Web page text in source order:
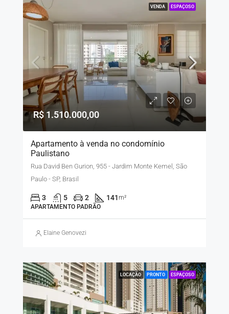
VENDA ESPAÇOSO
R$ 1.510.000,00
Apartamento à venda no condomínio
Paulistano
Rua David Ben Gurion, 955 - Jardim Monte Kemel, São
Paulo - SP, Brasil
3 5 2 141m²
APARTAMENTO PADRÃO
Elaine Genovezi
LOCAÇÃO PRONTO ESPAÇOSO